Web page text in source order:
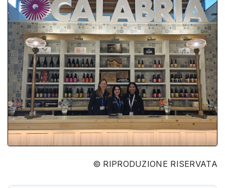
© RIPRODUZIONE RISERVATA